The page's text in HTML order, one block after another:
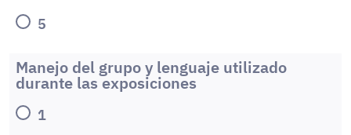
5
Manejo del grupo y lenguaje utilizado
durante las exposiciones
1